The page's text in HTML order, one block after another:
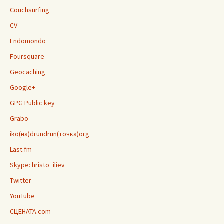
Couchsurfing
CV
Endomondo
Foursquare
Geocaching
Google+
GPG Public key
Grabo
iko(на)drundrun(точка)org
Last.fm
Skype: hristo_iliev
Twitter
YouTube
СЦЕНАТА.com